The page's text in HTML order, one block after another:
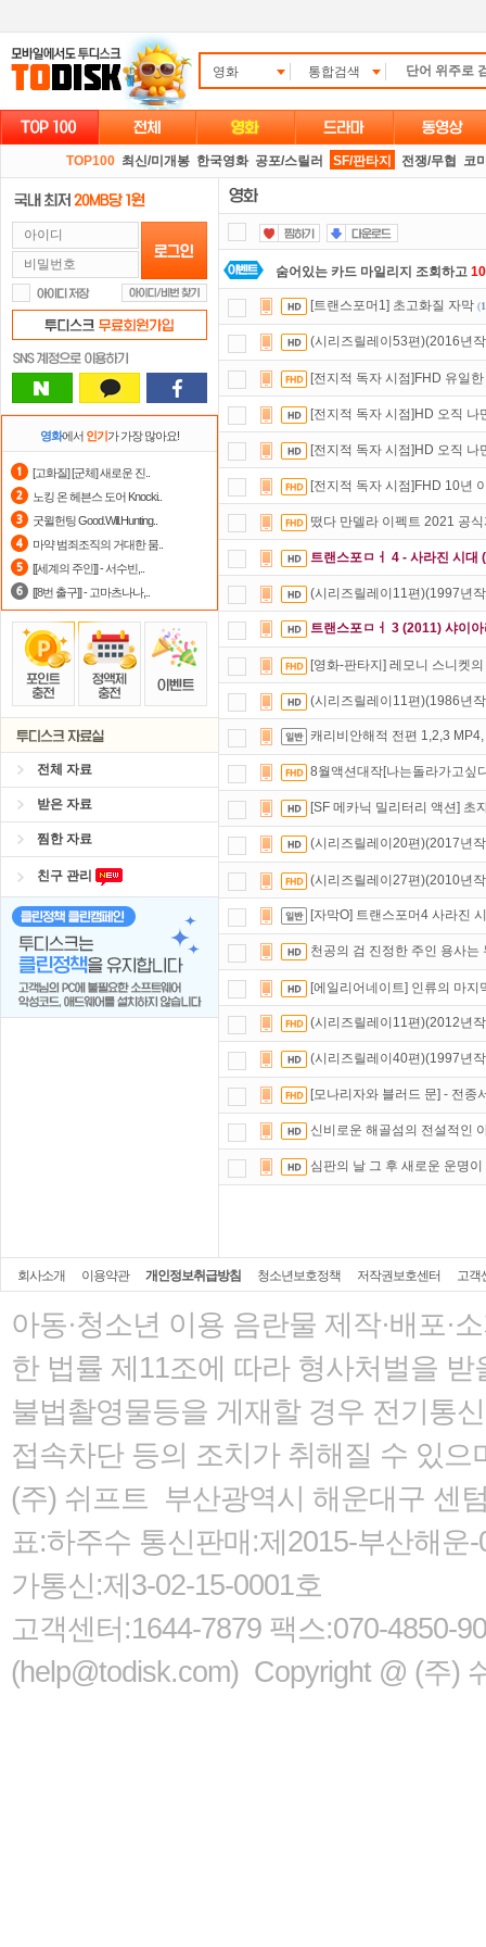
영화 통합검색
TOP100 최신/미개봉 한국영화 공포/스릴러 SF/판타지 전쟁/무협 코
영화에서 인기가 가장 많아요!
[고화질] [군체] 새로운 진..
노킹 온 헤븐스 도어 Knocki..
굿윌헌팅 Good.Will.Hunting..
마약 범죄조직의 거대한 뭄..
[[세계의 주인]] - 서수빈,..
[[8번 출구]] - 고마츠나나,..
전체 자료
받은 자료
찜한 자료
친구 관리
숨어있는 카드 마일리지 조회하고
출석체크이벤트! 매일매일출석체
정액제 할인쿠폰 사용방법안내
스마트TV 로 투디스크영화,드라마,
자녀보호기능으로 가족과 함께 투디
포인트할인쿠폰 사용방법안내
요즘 뭐가 재밌지?고민되면 눌러봐!
[트랜스포머1] 초고화질 자막 (
(시리즈릴레이53편)(2016년
[전지적 독자 시점]FHD 유일
[전지적 독자 시점]HD 오직
[전지적 독자 시점]HD 오직
[전지적 독자 시점]FHD 10년
떴다 만델라 이펙트 2021 공
트랜스포ㅁㅓ 4 - 사라진 시대
(시리즈릴레이11편)(1997년
트랜스포ㅁㅓ 3 (2011) 샤이
[영화-판타지] 레모니 스니켓
(시리즈릴레이11편)(1986년
캐리비안해적 전편 1,2,3
8월액션대작[나는돌라가고싶
[SF 메카닉 밀리터리 액션] 초
(시리즈릴레이20편)(2017년
(시리즈릴레이27편)(2010년
[자막O] 트랜스포머4 사라진
천공의 검 진정한 주인 용사는
[에일리어네이트] 인류의 마지
(시리즈릴레이11편)(2012년
(시리즈릴레이40편)(1997년
[모나리자와 블러드 문] - 전종
신비로운 해골섬의 전설적인
심판의 날 그 후 새로운 운명
회사소개 이용약관 개인정보취급방침 청소년보호정책 저작권보호센터 고객
아동·청소년 이용 음란물 제작·배포·
한 법률 제11조에 따라 형사처벌을 받
불법촬영물등을 게재할 경우 전기통
접속차단 등의 조치가 취해질 수 있으
(주) 쉬프트 부산광역시 해운대구 센
표:하주수 통신판매:제2015-부산해
가통신:제3-02-15-0001호
고객센터:1644-7879 팩스:070-4850-
(help@todisk.com) Copyright @ (주)